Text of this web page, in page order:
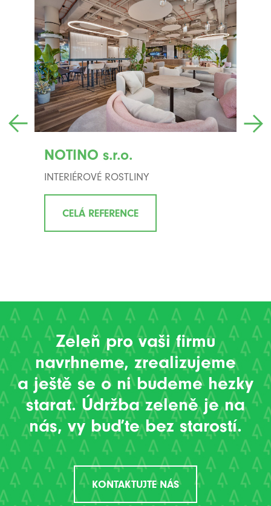
NOTINO s.r.o.
INTERIÉROVÉ ROSTLINY
CELÁ REFERENCE
Zeleň pro vaši firmu
navrhneme, zrealizujeme
a ještě se o ni budeme hezky
starat. Údržba zeleně je na
nás, vy buďte bez starostí.
KONTAKTUJTE NÁS